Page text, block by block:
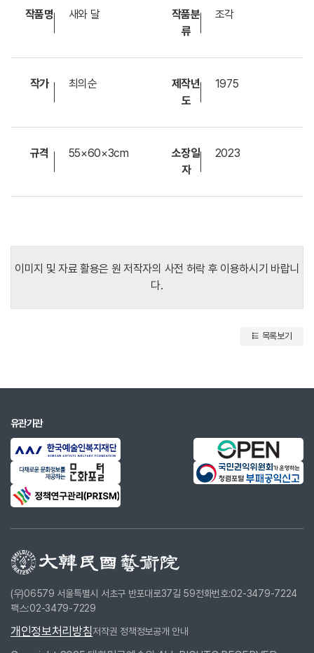
작품명 새와 달
작품분
류
조각
작가 최의순
제작년
도
1975
규격 55×60×3cm
소장일
자
2023
이미지 및 자료 활용은 원 저작자의 사전 허락 후 이용하시기 바랍니
다.
목록보기
유관기관
(우)06579 서울특별시 서초구 반포대로37길 59전화번호:02-3479-7224
팩스:02-3479-7229
개인정보처리방침저작권 정책정보공개 안내